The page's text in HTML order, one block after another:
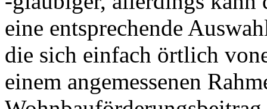
eine entsprechende
die sich einfach örtlich
einem angemessenen